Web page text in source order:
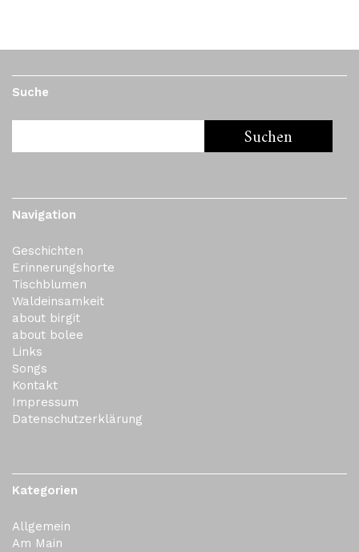
Suche
Navigation
Geschichten
Erinnerungshorte
Tischblumen
Waldeinsamkeit
about birgit
about bolee
Links
Songs
Kontakt
Impressum
Datenschutzerklärung
Kategorien
Allgemein
Am Main